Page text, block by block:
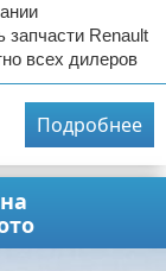
Renault
всех дилеров
Подробнее